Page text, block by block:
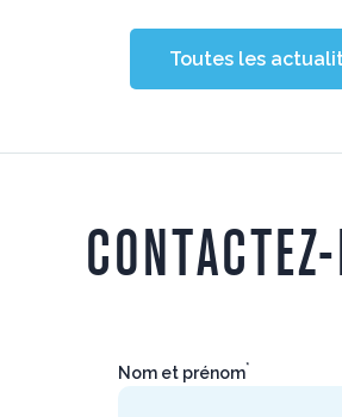
Toutes les
Nom et prénom*